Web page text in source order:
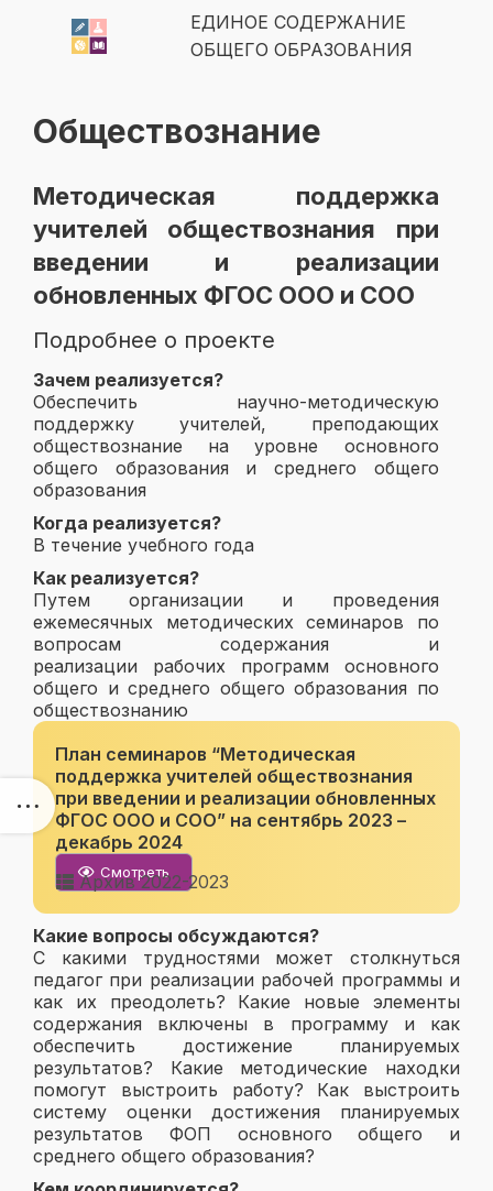
ЕДИНОЕ СОДЕРЖАНИЕ
ОБЩЕГО ОБРАЗОВАНИЯ
Обществознание
Методическая поддержка
учителей обществознания при
введении и реализации
обновленных ФГОС ООО и СОО
Подробнее о проекте
Зачем реализуется?
Обеспечить научно-методическую
поддержку учителей, преподающих
обществознание на уровне основного
общего образования и среднего общего
образования
Когда реализуется?
В течение учебного года
Как реализуется?
Путем организации и проведения
ежемесячных методических семинаров по
вопросам содержания и
реализации рабочих программ основного
общего и среднего общего образования по
обществознанию
План семинаров “Методическая
поддержка учителей обществознания
при введении и реализации обновленных
ФГОС ООО и СОО” на сентябрь 2023 –
декабрь 2024
Смотреть
Архив 2022-2023
Какие вопросы обсуждаются?
С какими трудностями может столкнуться
педагог при реализации рабочей программы и
как их преодолеть? Какие новые элементы
содержания включены в программу и как
обеспечить достижение планируемых
результатов? Какие методические находки
помогут выстроить работу? Как выстроить
систему оценки достижения планируемых
результатов ФОП основного общего и
среднего общего образования?